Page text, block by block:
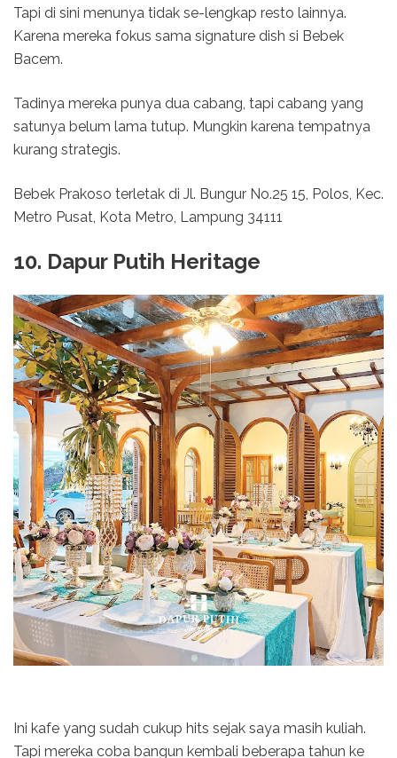
Tapi di sini menunya tidak se-lengkap resto lainnya.
Karena mereka fokus sama signature dish si Bebek
Bacem.
Tadinya mereka punya dua cabang, tapi cabang yang
satunya belum lama tutup. Mungkin karena tempatnya
kurang strategis.
Bebek Prakoso terletak di Jl. Bungur No.25 15, Polos, Kec.
Metro Pusat, Kota Metro, Lampung 34111
10. Dapur Putih Heritage
Ini kafe yang sudah cukup hits sejak saya masih kuliah.
Tapi mereka coba bangun kembali beberapa tahun ke